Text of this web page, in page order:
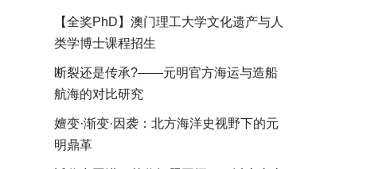
【全奖PhD】澳门理工大学文化遗产与人
类学博士课程招生
断裂还是传承?——元明官方海运与造船
航海的对比研究
嬗变·渐变·因袭：北方海洋史视野下的元
明鼎革